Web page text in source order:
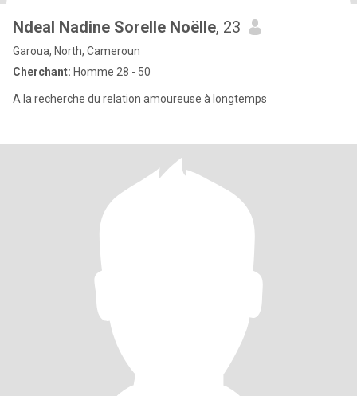
Ndeal Nadine Sorelle Noëlle, 23
Garoua, North, Cameroun
Cherchant: Homme 28 - 50
A la recherche du relation amoureuse à longtemps